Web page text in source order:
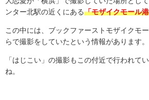
ンター北駅の近くにある「モザイクモール
この中には、ブックファーストモザイクモ
らで撮影をしていたという情報があります。
「はじこい」の撮影もこの付近で行われて
ね。